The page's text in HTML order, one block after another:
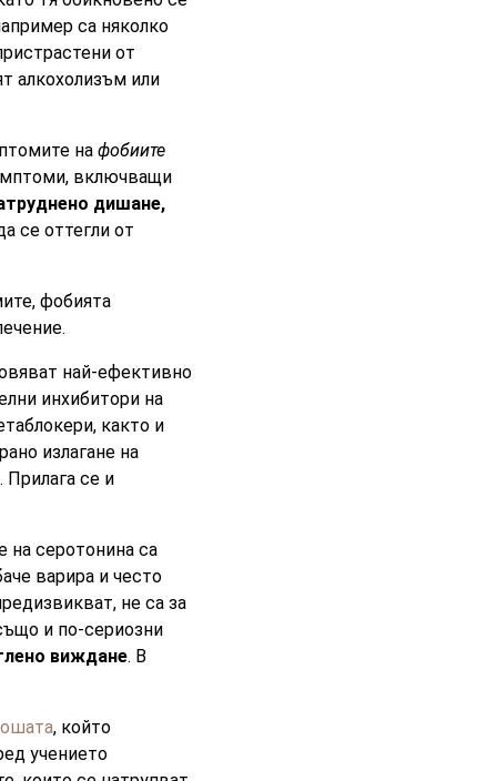
са няколко
от
алкохолизъм или
на фобиите
включващи
дишане,
се оттегли от
фобията
най-ефективно
инхибитори на
както и
излагане на
. Прилага се и
на серотонина са
варира и често
не са за
и по-сериозни
виждане. В
, който
учението